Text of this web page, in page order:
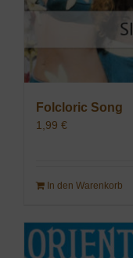
Folcloric Song
1,99 €
In den Warenkorb